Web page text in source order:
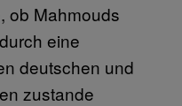
ob Mahmouds
eine
deutschen und
zustande